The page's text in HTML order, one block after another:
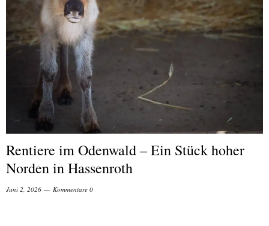
Rentiere im Odenwald – Ein Stück hoher
Norden in Hassenroth
Juni 2, 2026 Kommentare 0